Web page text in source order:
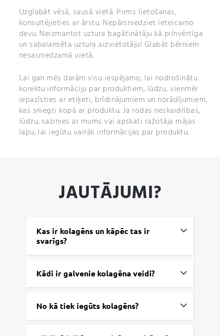
Uzglabāt vēsā, sausā vietā. Pirms lietošanas,
konsultējieties ar ārstu. Nepārsniedziet ieteicamo
devu. Neizmantot uztura bagātinātāju kā pilnvērtīga
un sabalansēta uztura aizvietotāju! Glabāt bērniem
nesasniedzamā vietā.
Lai gan mēs darām visu iespējamo, lai nodrošinātu
korektu informāciju par produktiem, lūdzu, vienmēr
iepazīsties ar etiķeti, brīdinājumiem un norādījumiem,
kas sniegti kopā ar produktu. Ja rodas neskaidrības,
lūdzu, sazinies ar mums vai apskati ražotāja mājas
lapu, lai iegūtu vairāk informācijas par produktu.
JAUTĀJUMI?
Kas ir kolagēns un kāpēc tas ir
svarīgs?
Kādi ir galvenie kolagēna veidi?
No kā tiek iegūts kolagēns?